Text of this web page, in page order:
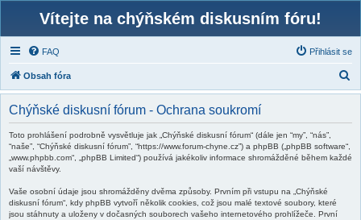
Vítejte na chýňském diskusním fóru!
FAQ Přihlásit se
Obsah fóra
l
Chýňské diskusní fórum - Ochrana soukromí
Toto prohlášení podrobně vysvětluje jak „Chýňské diskusní fórum“ (dále jen “my”, “nás”,
“naše”, “Chýňské diskusní fórum”, “https://www.forum-chyne.cz”) a phpBB („phpBB software“,
„www.phpbb.com“, „phpBB Limited“) používá jakékoliv informace shromážděné během každé
vaší návštěvy.
Vaše osobní údaje jsou shromážděny dvěma způsoby. Prvním při vstupu na „Chýňské
diskusní fórum“, kdy phpBB vytvoří několik cookies, což jsou malé textové soubory, které
jsou stáhnuty a uloženy v dočasných souborech vašeho internetového prohlížeče. První